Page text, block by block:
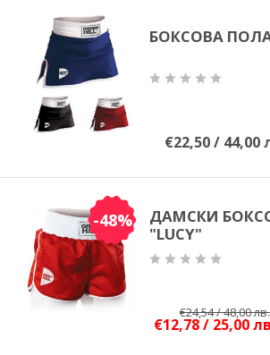
КИКБОКС
ММА
САМБО
ФИТНЕС
КОНТАКТИ
НАШИ ПАРТНЬОРИ И
БОКСОВА
€22,50 / 44,00
-48%
ДАМСКИ
"LUCY"
€24,54 / 48,00 лв.
€12,78 / 25,00